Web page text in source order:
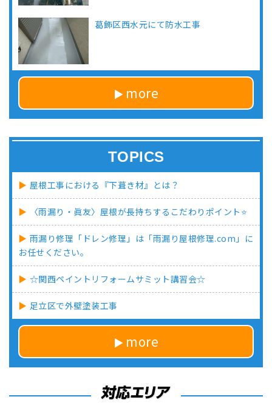
葛飾区西水元にて防水工事
more
TOPICS
屋根工事における『下葺き材』とは？
〈雨漏り・眞友〉屋根が長持ちするこだわりポイント⭐
雨漏り修理「ドレン修理」は「雨漏り屋根修理.com」に
お任せください。
☆関西ペイントリフォームサミット講習会☆
足立区で外壁塗装工事
more